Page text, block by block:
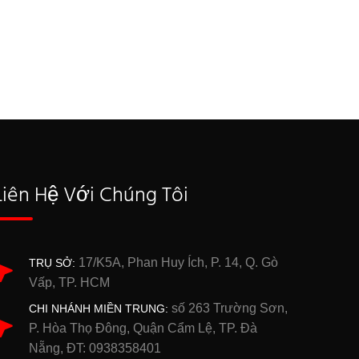
Hệ Với Chúng Tôi
TRỤ SỞ: 17/K5A, Phan Huy Ích, P. 14, Q. Gò
Vấp, TP. HCM
CHI NHÁNH MIỀN TRUNG: số 263 Trường Sơn,
P. Hòa Thọ Đông, Quận Cẩm Lệ, TP. Đà
Nẵng, ĐT: 0938358401